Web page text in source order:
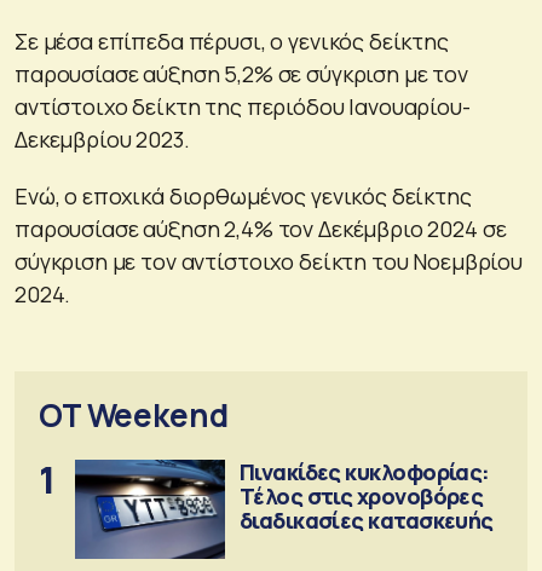
Σε μέσα επίπεδα πέρυσι, ο γενικός δείκτης
παρουσίασε αύξηση 5,2% σε σύγκριση με τον
αντίστοιχο δείκτη της περιόδου Ιανουαρίου-
Δεκεμβρίου 2023.
Ενώ, ο εποχικά διορθωμένος γενικός δείκτης
παρουσίασε αύξηση 2,4% τον Δεκέμβριο 2024 σε
σύγκριση με τον αντίστοιχο δείκτη του Νοεμβρίου
2024.
OT Weekend
1
Πινακίδες κυκλοφορίας:
Τέλος στις χρονοβόρες
διαδικασίες κατασκευής